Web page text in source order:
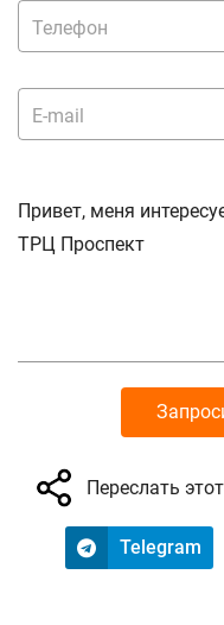
Переслать
Telegram